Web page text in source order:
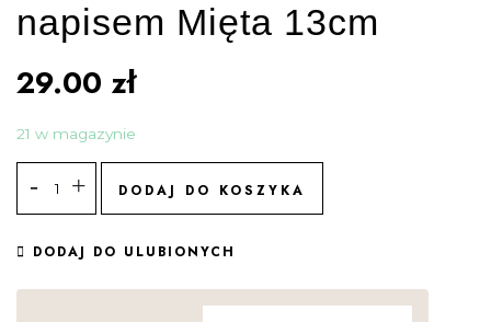
napisem Mięta 13cm
29.00 zł
21 w magazynie
DODAJ DO KOSZYKA
DODAJ DO ULUBIONYCH